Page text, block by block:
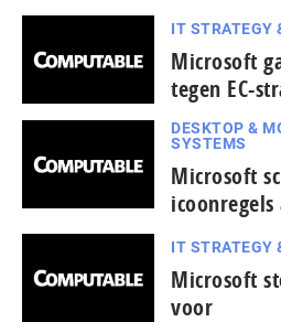
IT STRATEGY
Microsoft
tegen EC-
DESKTOP &
SYSTEMS
Microsoft
icoonregels
IT STRATEGY
Microsoft
voor